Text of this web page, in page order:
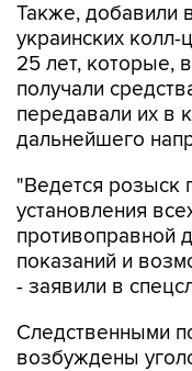
Также, добавили
украинских колл-
25 лет, которые,
получали
передавали их в
дальнейшего
"Ведется розыск
установления
противоправной
показаний и
- заявили в
Следственными
возбуждены